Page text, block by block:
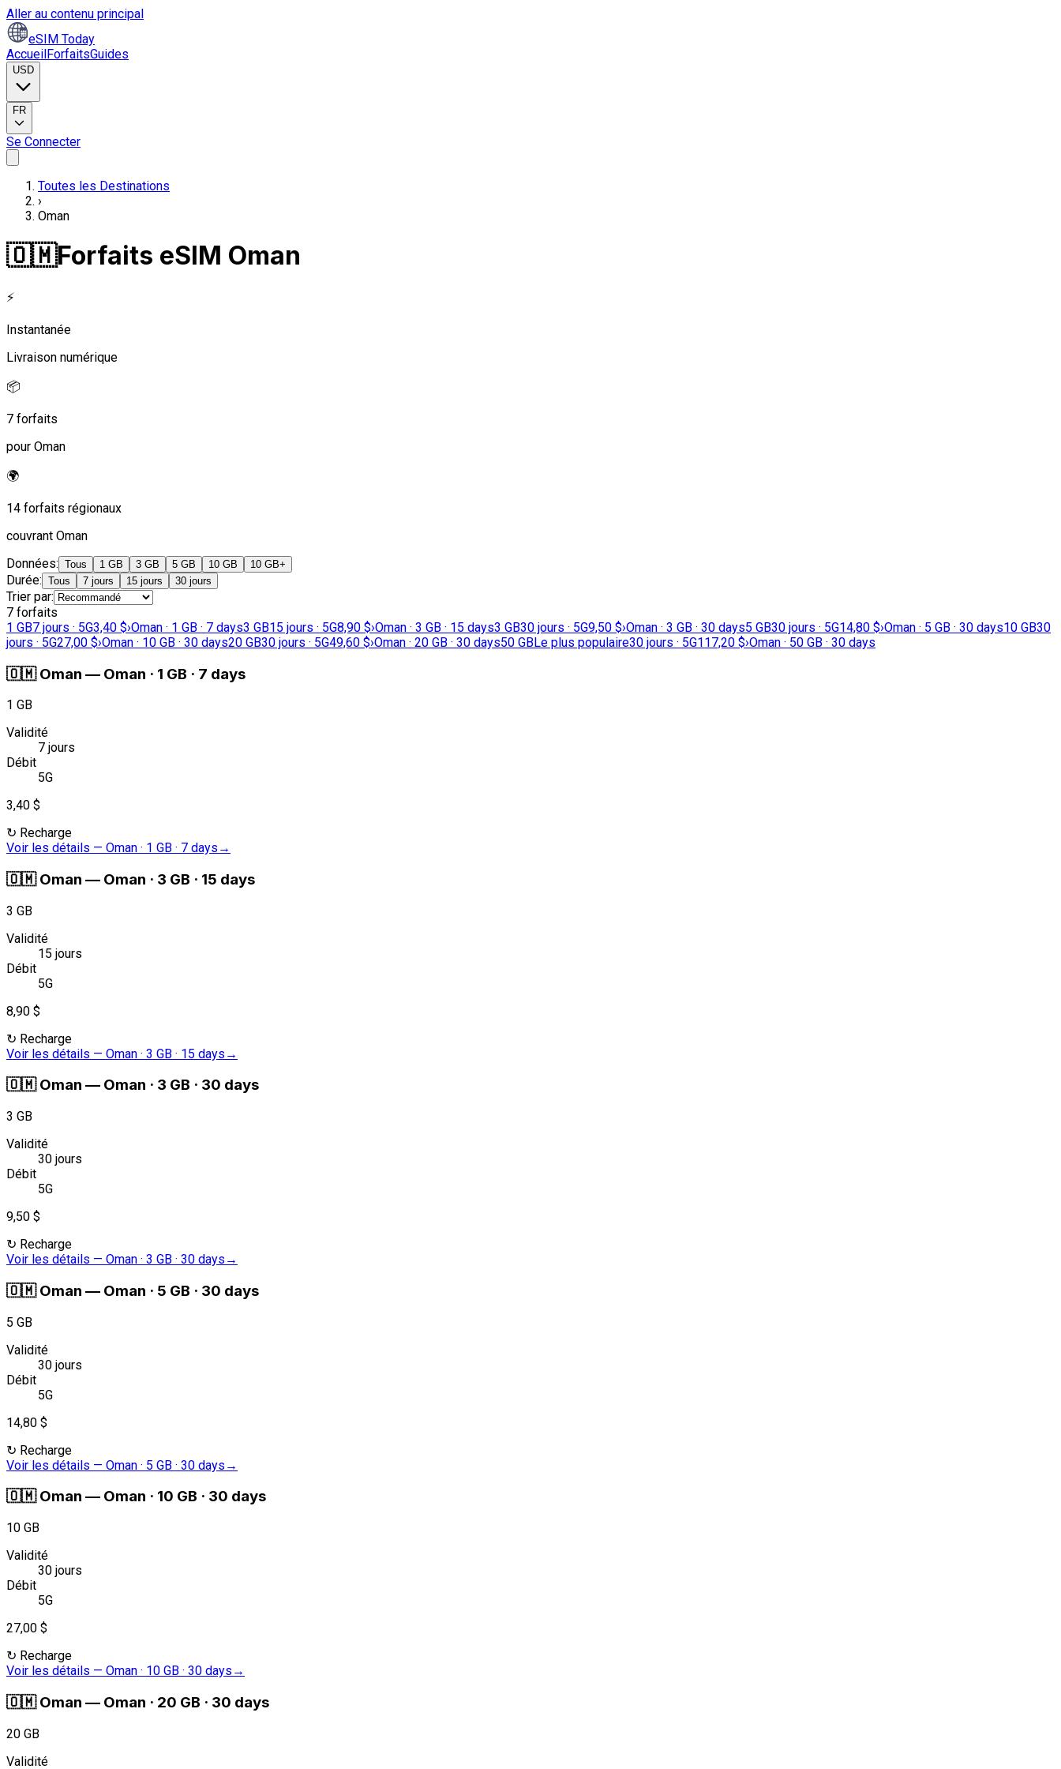
Aller au contenu principal
eSIM Today
AccueilForfaitsGuides
USD
FR
Se Connecter
Toutes les Destinations
›
Oman
🇴🇲Forfaits eSIM Oman
⚡
Instantanée
Livraison numérique
📦
7 forfaits
pour Oman
🌍
14 forfaits régionaux
couvrant Oman
Données: Tous 1 GB 3 GB 5 GB 10 GB 10 GB+
Durée: Tous 7 jours 15 jours 30 jours
Trier par:
7 forfaits
1 GB7 jours · 5G3,40 $›Oman · 1 GB · 7 days3 GB15 jours · 5G8,90 $›Oman · 3 GB · 15 days3 GB30 jours · 5G9,50 $›Oman · 3 GB · 30 days5 GB30 jours · 5G14,80 $›Oman · 5 GB · 30 days10 GB30
jours · 5G27,00 $›Oman · 10 GB · 30 days20 GB30 jours · 5G49,60 $›Oman · 20 GB · 30 days50 GBLe plus populaire30 jours · 5G117,20 $›Oman · 50 GB · 30 days
🇴🇲 Oman — Oman · 1 GB · 7 days
1 GB
Validité
7 jours
Débit
5G
3,40 $
↻ Recharge
Voir les détails — Oman · 1 GB · 7 days →
🇴🇲 Oman — Oman · 3 GB · 15 days
3 GB
Validité
15 jours
Débit
5G
8,90 $
↻ Recharge
Voir les détails — Oman · 3 GB · 15 days →
🇴🇲 Oman — Oman · 3 GB · 30 days
3 GB
Validité
30 jours
Débit
5G
9,50 $
↻ Recharge
Voir les détails — Oman · 3 GB · 30 days →
🇴🇲 Oman — Oman · 5 GB · 30 days
5 GB
Validité
30 jours
Débit
5G
14,80 $
↻ Recharge
Voir les détails — Oman · 5 GB · 30 days →
🇴🇲 Oman — Oman · 10 GB · 30 days
10 GB
Validité
30 jours
Débit
5G
27,00 $
↻ Recharge
Voir les détails — Oman · 10 GB · 30 days →
🇴🇲 Oman — Oman · 20 GB · 30 days
20 GB
Validité